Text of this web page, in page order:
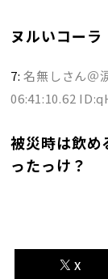
ヌルいコーラ
7:名無しさん＠
06:41:10.62
被災時は飲め
ったっけ？
X